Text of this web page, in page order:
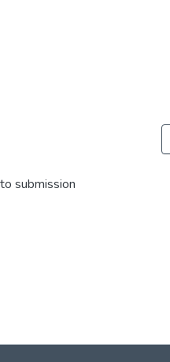
submission